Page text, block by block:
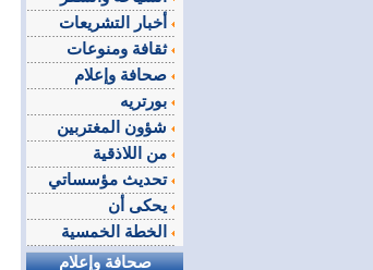
ثقافة ومنوعات
تحديث مؤسساتي
صحافة وإعلام